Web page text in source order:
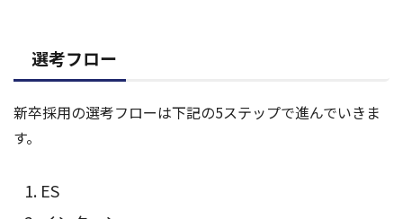
選考フロー
新卒採用の選考フローは下記の5ステップで進んでいきま
す。
ES